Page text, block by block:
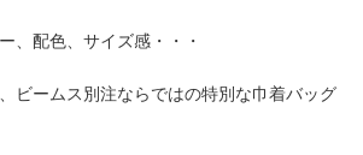
、配色、サイズ感・・・
ビームス別注ならではの特別な巾着バッグ